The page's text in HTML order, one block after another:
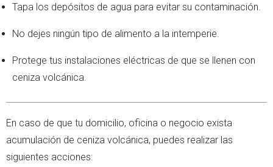
Tapa los depósitos de agua para evitar su contaminación.
No dejes ningún tipo de alimento a la intemperie.
Protege tus instalaciones eléctricas de que se llenen con
ceniza volcánica.
En caso de que tu domicilio, oficina o negocio exista
acumulación de ceniza volcánica, puedes realizar las
siguientes acciones: